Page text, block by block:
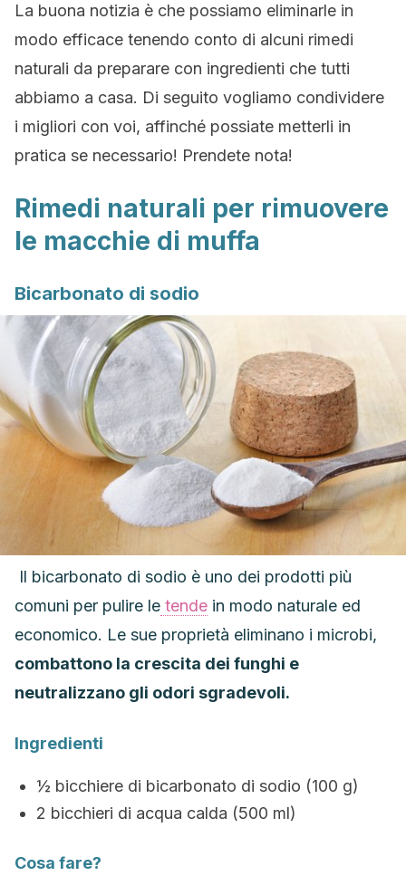
La buona notizia è che possiamo eliminarle in
modo efficace tenendo conto di alcuni rimedi
naturali da preparare con ingredienti che tutti
abbiamo a casa. Di seguito vogliamo condividere
i migliori con voi, affinché possiate metterli in
pratica se necessario! Prendete nota!
Rimedi naturali per rimuovere
le macchie di muffa
Bicarbonato di sodio
Il bicarbonato di sodio è uno dei prodotti più
comuni per pulire le tende in modo naturale ed
economico. Le sue proprietà eliminano i microbi,
combattono la crescita dei funghi e
neutralizzano gli odori sgradevoli.
Ingredienti
½ bicchiere di bicarbonato di sodio (100 g)
2 bicchieri di acqua calda (500 ml)
Cosa fare?